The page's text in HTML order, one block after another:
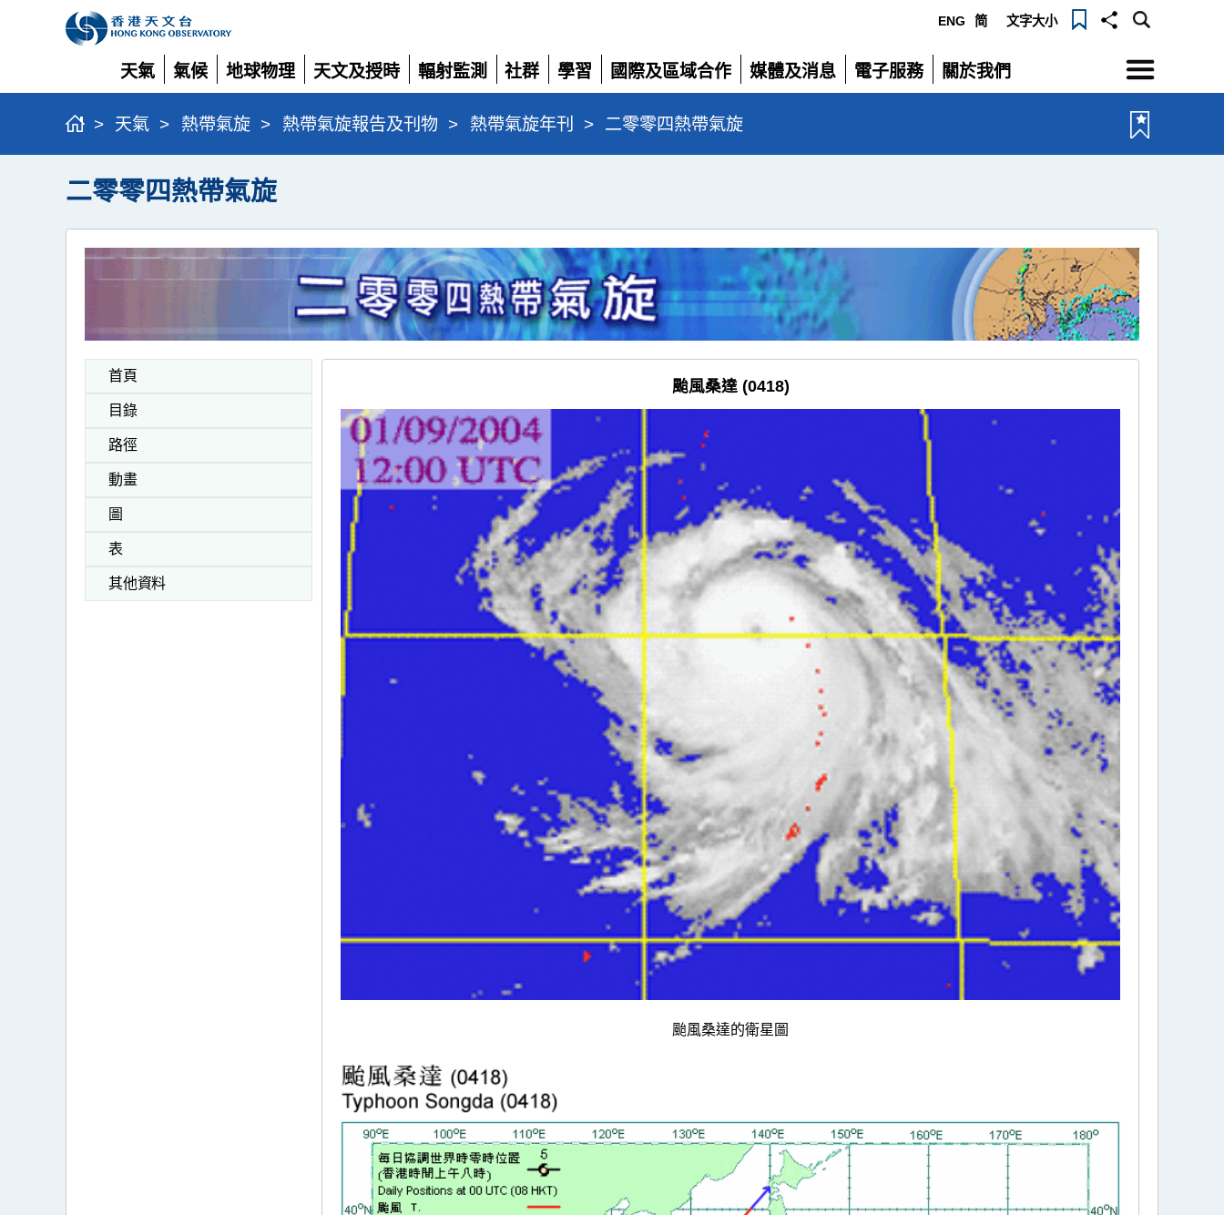
ENG 简 文字大小
天氣
展
開
氣候
展
開
地球物理
展
開
天文及授時
展
開
輻射監測
展
開
社群
展
開
學習
展
開
國際及區域合作
展
開
媒體及消息
展
電子服務
展
關於我們
展
選
單
> 天氣 > 熱帶氣旋 > 熱帶氣旋報告及刊物 > 熱帶氣旋年刊 > 二零零四熱帶氣旋
二零零四熱帶氣旋
首頁
目錄
路徑
動畫
圖
表
其他資料
颱風桑達 (0418)
颱風桑達的衛星圖